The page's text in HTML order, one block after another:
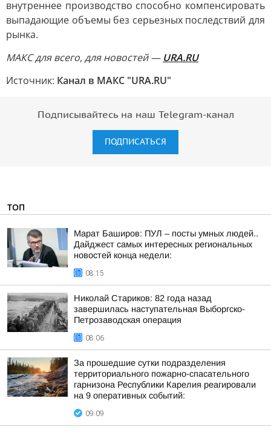
внутреннее производство способно компенсировать
выпадающие объемы без серьезных последствий для
рынка.
MAКС для всего, для новостей — URA.RU
Источник: Канал в МАКС "URA.RU"
Подписывайтесь на наш Telegram-канал
ПОДПИСАТЬСЯ
ТОП
Марат Баширов: ПУЛ – посты умных людей..
Дайджест самых интересных региональных
новостей конца недели:
08:15
Николай Стариков: 82 года назад
завершилась наступательная Выборгско-
Петрозаводская операция
08:06
За прошедшие сутки подразделения
территориального пожарно-спасательного
гарнизона Республики Карелия реагировали
на 9 оперативных событий:
09:09